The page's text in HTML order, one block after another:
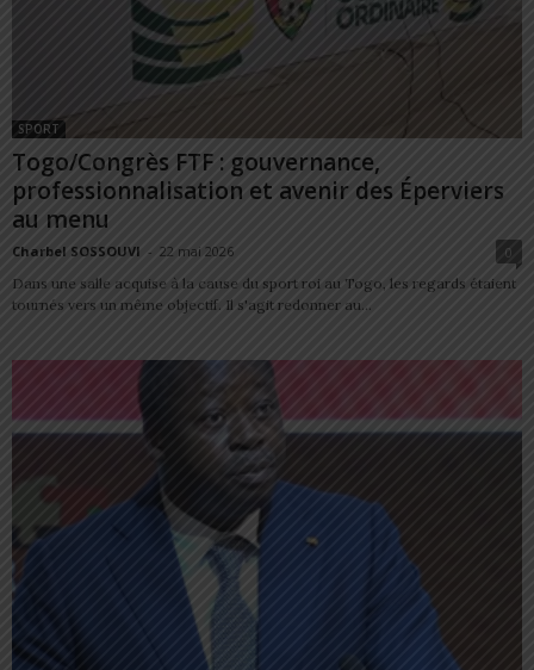
SPORT
Togo/Congrès FTF : gouvernance,
professionnalisation et avenir des Éperviers
au menu
Charbel SOSSOUVI - 22 mai 2026
0
Dans une salle acquise à la cause du sport roi au Togo, les regards étaient
tournés vers un même objectif. Il s'agit redonner au...